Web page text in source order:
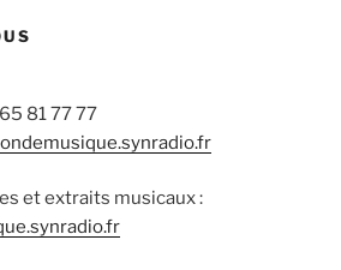
81 77 77
et extraits musicaux :